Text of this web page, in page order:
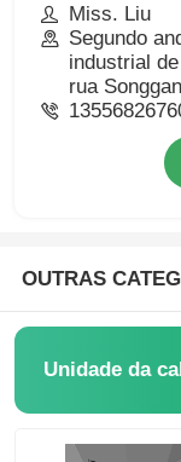
Miss. Liu
Segundo
industrial
rua
OUTRAS